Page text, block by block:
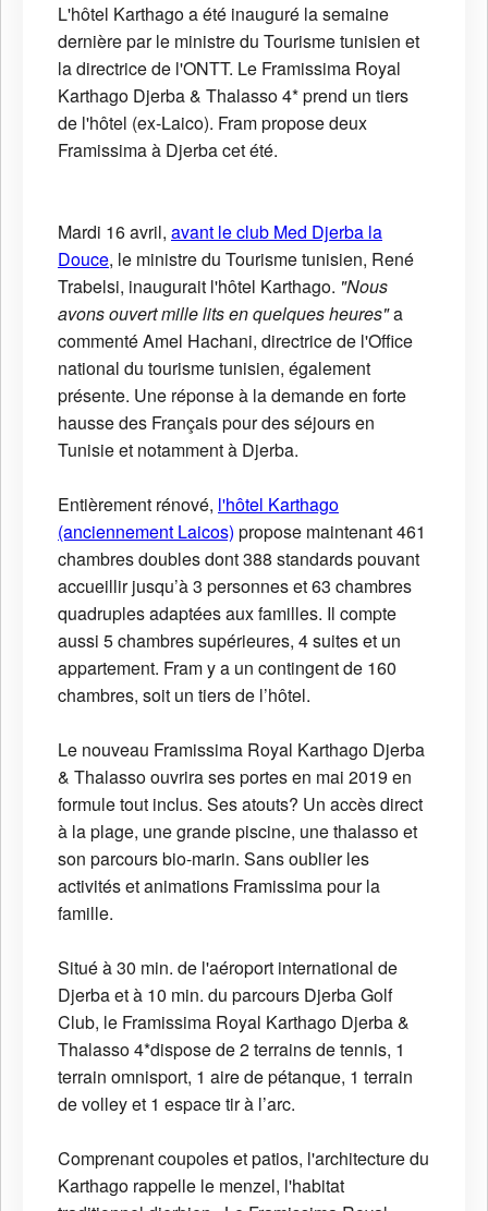
L'hôtel Karthago a été inauguré la semaine
dernière par le ministre du Tourisme tunisien et
la directrice de l'ONTT. Le Framissima Royal
Karthago Djerba & Thalasso 4* prend un tiers
de l'hôtel (ex-Laico). Fram propose deux
Framissima à Djerba cet été.
Mardi 16 avril, avant le club Med Djerba la
Douce, le ministre du Tourisme tunisien, René
Trabelsi, inaugurait l'hôtel Karthago. "Nous
avons ouvert mille lits en quelques heures"a
commenté Amel Hachani, directrice de l'Office
national du tourisme tunisien, également
présente. Une réponse à la demande en forte
hausse des Français pour des séjours en
Tunisie et notamment à Djerba.
Entièrement rénové, l'hôtel Karthago
(anciennement Laicos) propose maintenant 461
chambres doubles dont 388 standards pouvant
accueillir jusqu’à 3 personnes et 63 chambres
quadruples adaptées aux familles. Il compte
aussi 5 chambres supérieures, 4 suites et un
appartement. Fram y a un contingent de 160
chambres, soit un tiers de l’hôtel.
Le nouveau Framissima Royal Karthago Djerba
& Thalasso ouvrira ses portes en mai 2019 en
formule tout inclus. Ses atouts? Un accès direct
à la plage, une grande piscine, une thalasso et
son parcours bio-marin. Sans oublier les
activités et animations Framissima pour la
famille.
Situé à 30 min. de l'aéroport international de
Djerba et à 10 min. du parcours Djerba Golf
Club, le Framissima Royal Karthago Djerba &
Thalasso 4*dispose de 2 terrains de tennis, 1
terrain omnisport, 1 aire de pétanque, 1 terrain
de volley et 1 espace tir à l’arc.
Comprenant coupoles et patios, l'architecture du
Karthago rappelle le menzel, l'habitat